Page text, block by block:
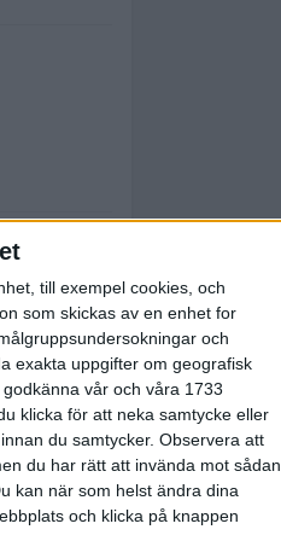
till exempel cookies, och
som skickas av en enhet for
och
exakta uppgifter om geografisk
vår och våra 1733
klicka för att neka samtycke eller
du samtycker. Observera att
du har rätt att invända mot sådan
kan när som helst ändra dina
och klicka på knappen